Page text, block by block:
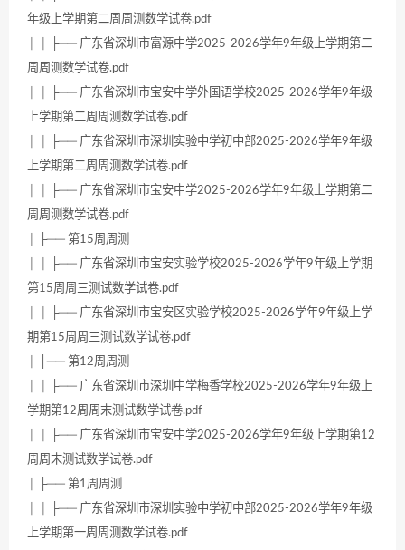
年级上学期第二周周测数学试卷.pdf
│ │ ├── 广东省深圳市富源中学2025-2026学年9年级上学期第二
周周测数学试卷.pdf
│ │ ├── 广东省深圳市宝安中学外国语学校2025-2026学年9年级
上学期第二周周测数学试卷.pdf
│ │ ├── 广东省深圳市深圳实验中学初中部2025-2026学年9年级
上学期第二周周测数学试卷.pdf
│ │ ├── 广东省深圳市宝安中学2025-2026学年9年级上学期第二
周周测数学试卷.pdf
│ ├── 第15周周测
│ │ ├── 广东省深圳市宝安实验学校2025-2026学年9年级上学期
第15周周三测试数学试卷.pdf
│ │ ├── 广东省深圳市宝安区实验学校2025-2026学年9年级上学
期第15周周三测试数学试卷.pdf
│ ├── 第12周周测
│ │ ├── 广东省深圳市深圳中学梅香学校2025-2026学年9年级上
学期第12周周末测试数学试卷.pdf
│ │ ├── 广东省深圳市宝安中学2025-2026学年9年级上学期第12
周周末测试数学试卷.pdf
│ ├── 第1周周测
│ │ ├── 广东省深圳市深圳实验中学初中部2025-2026学年9年级
上学期第一周周测数学试卷.pdf